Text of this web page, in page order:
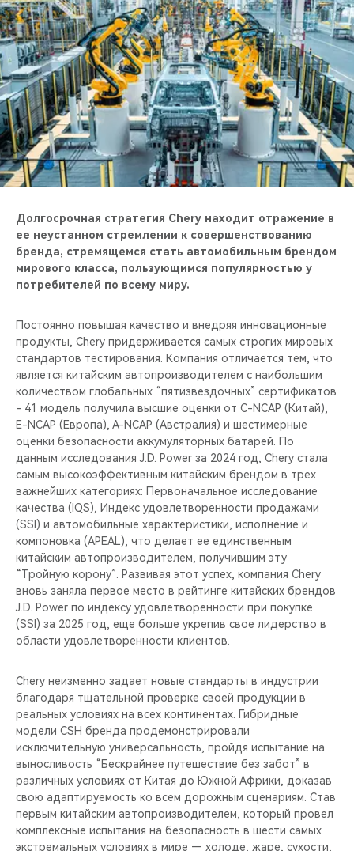
Долгосрочная стратегия Chery находит отражение в
ее неустанном стремлении к совершенствованию
бренда, стремящемся стать автомобильным брендом
мирового класса, пользующимся популярностью у
потребителей по всему миру.
Постоянно повышая качество и внедряя инновационные
продукты, Chery придерживается самых строгих мировых
стандартов тестирования. Компания отличается тем, что
является китайским автопроизводителем с наибольшим
количеством глобальных “пятизвездочных” сертификатов
- 41 модель получила высшие оценки от C-NCAP (Китай),
E-NCAP (Европа), A-NCAP (Австралия) и шестимерные
оценки безопасности аккумуляторных батарей. По
данным исследования J.D. Power за 2024 год, Chery стала
самым высокоэффективным китайским брендом в трех
важнейших категориях: Первоначальное исследование
качества (IQS), Индекс удовлетворенности продажами
(SSI) и автомобильные характеристики, исполнение и
компоновка (APEAL), что делает ее единственным
китайским автопроизводителем, получившим эту
“Тройную корону”. Развивая этот успех, компания Chery
вновь заняла первое место в рейтинге китайских брендов
J.D. Power по индексу удовлетворенности при покупке
(SSI) за 2025 год, еще больше укрепив свое лидерство в
области удовлетворенности клиентов.
Chery неизменно задает новые стандарты в индустрии
благодаря тщательной проверке своей продукции в
реальных условиях на всех континентах. Гибридные
модели CSH бренда продемонстрировали
исключительную универсальность, пройдя испытание на
выносливость “Бескрайнее путешествие без забот” в
различных условиях от Китая до Южной Африки, доказав
свою адаптируемость ко всем дорожным сценариям. Став
первым китайским автопроизводителем, который провел
комплексные испытания на безопасность в шести самых
экстремальных условиях в мире — холоде, жаре, сухости,